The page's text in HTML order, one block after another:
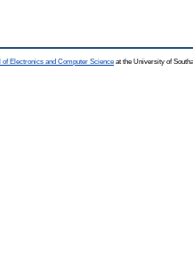
of Electronics and Computer Science at the University of